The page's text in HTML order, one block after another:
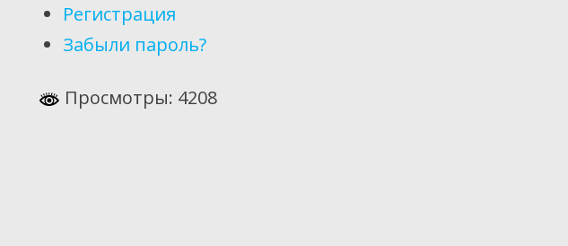
Регистрация
Забыли пароль?
Просмотры: 4208